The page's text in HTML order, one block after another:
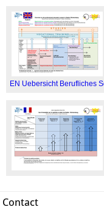
EN Uebersicht Berufliches
Contact